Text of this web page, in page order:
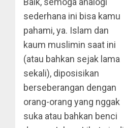
sederhana ini bisa kamu
pahami, ya. Islam dan
kaum muslimin saat ini
(atau bahkan sejak lama
sekali), diposisikan
berseberangan dengan
orang-orang yang nggak
suka atau bahkan benci